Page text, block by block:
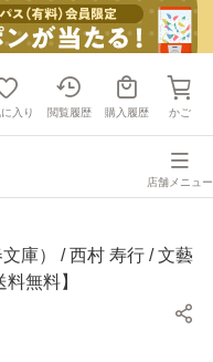
入り 閲覧履歴 購入履歴 かご
店舗メニュー
庫） / 西村 寿行 / 文藝
無料】